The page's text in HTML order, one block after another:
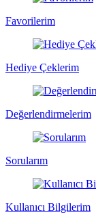
Favorilerim
Hediye Çeklerim
Değerlendirmelerim
Sorularım
Kullanıcı Bilgilerim